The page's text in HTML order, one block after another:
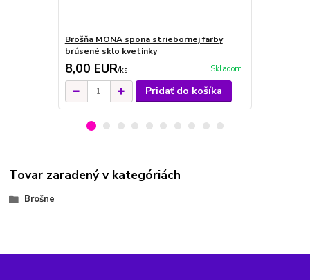
Brošňa MONA spona striebornej farby
brúsené sklo kvetinky
8,00 EUR/ks Skladom
Pridať do košíka
Tovar zaradený v kategóriách
Brošne